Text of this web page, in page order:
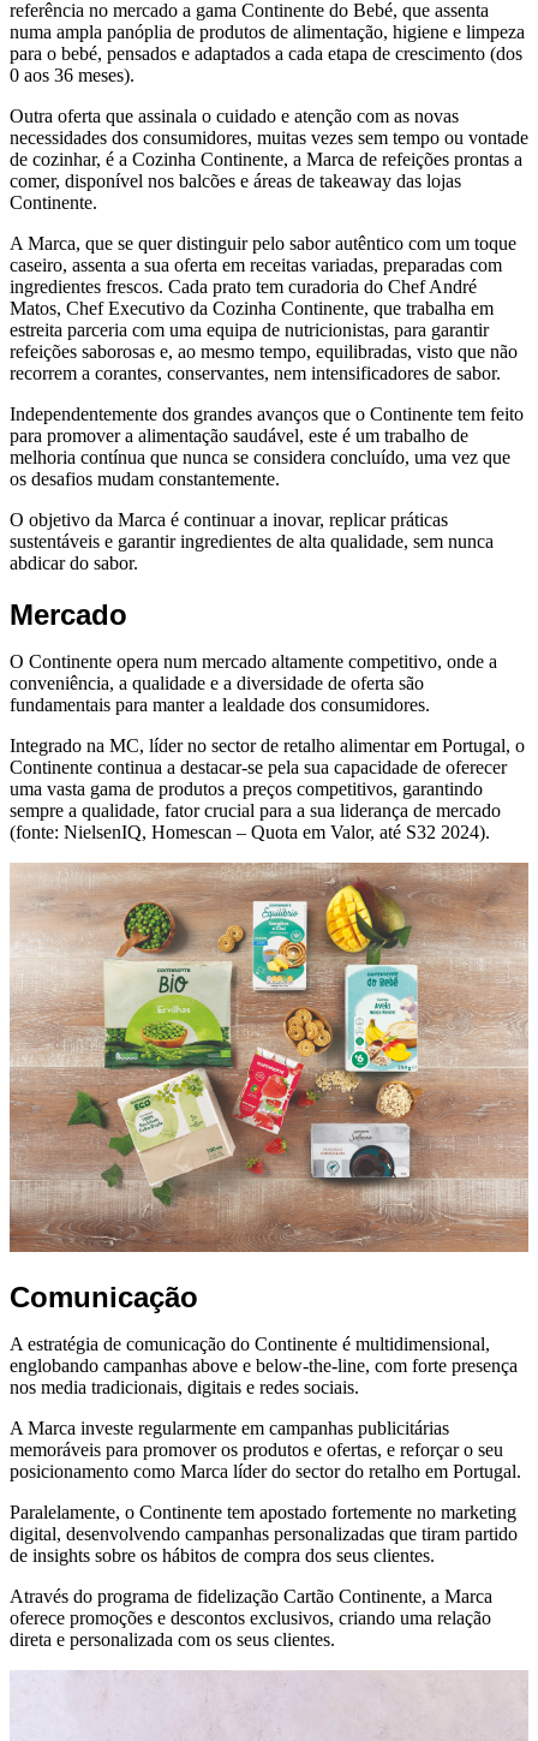
referência no mercado a gama Continente do Bebé, que assenta
numa ampla panóplia de produtos de alimentação, higiene e limpeza
para o bebé, pensados e adaptados a cada etapa de crescimento (dos
0 aos 36 meses).
Outra oferta que assinala o cuidado e atenção com as novas
necessidades dos consumidores, muitas vezes sem tempo ou vontade
de cozinhar, é a Cozinha Continente, a Marca de refeições prontas a
comer, disponível nos balcões e áreas de takeaway das lojas
Continente.
A Marca, que se quer distinguir pelo sabor autêntico com um toque
caseiro, assenta a sua oferta em receitas variadas, preparadas com
ingredientes frescos. Cada prato tem curadoria do Chef André
Matos, Chef Executivo da Cozinha Continente, que trabalha em
estreita parceria com uma equipa de nutricionistas, para garantir
refeições saborosas e, ao mesmo tempo, equilibradas, visto que não
recorrem a corantes, conservantes, nem intensificadores de sabor.
Independentemente dos grandes avanços que o Continente tem feito
para promover a alimentação saudável, este é um trabalho de
melhoria contínua que nunca se considera concluído, uma vez que
os desafios mudam constantemente.
O objetivo da Marca é continuar a inovar, replicar práticas
sustentáveis e garantir ingredientes de alta qualidade, sem nunca
abdicar do sabor.
Mercado
O Continente opera num mercado altamente competitivo, onde a
conveniência, a qualidade e a diversidade de oferta são
fundamentais para manter a lealdade dos consumidores.
Integrado na MC, líder no sector de retalho alimentar em Portugal, o
Continente continua a destacar-se pela sua capacidade de oferecer
uma vasta gama de produtos a preços competitivos, garantindo
sempre a qualidade, fator crucial para a sua liderança de mercado
(fonte: NielsenIQ, Homescan – Quota em Valor, até S32 2024).
Comunicação
A estratégia de comunicação do Continente é multidimensional,
englobando campanhas above e below-the-line, com forte presença
nos media tradicionais, digitais e redes sociais.
A Marca investe regularmente em campanhas publicitárias
memoráveis para promover os produtos e ofertas, e reforçar o seu
posicionamento como Marca líder do sector do retalho em Portugal.
Paralelamente, o Continente tem apostado fortemente no marketing
digital, desenvolvendo campanhas personalizadas que tiram partido
de insights sobre os hábitos de compra dos seus clientes.
Através do programa de fidelização Cartão Continente, a Marca
oferece promoções e descontos exclusivos, criando uma relação
direta e personalizada com os seus clientes.